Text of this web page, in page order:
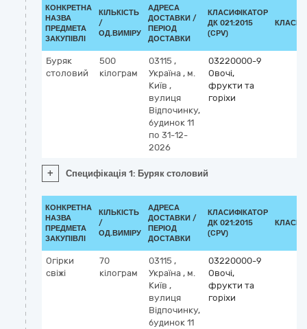
КОНКРЕТНА
НАЗВА
ПРЕДМЕТА
ЗАКУПІВЛІ
КІЛЬКІСТЬ
/
ОД.ВИМІРУ
АДРЕСА
ДОСТАВКИ /
ПЕРІОД
ДОСТАВКИ
КЛАСИФІКАТОР
ДК 021:2015
(CPV)
Буряк
столовий
500
кілограм
03115 ,
Україна , м.
Київ ,
вулиця
Відпочинку,
будинок 11
по 31-12-
2026
03220000-9
Овочі,
фрукти та
горіхи
+ Специфікація 1: Буряк столовий
КОНКРЕТНА
НАЗВА
ПРЕДМЕТА
ЗАКУПІВЛІ
КІЛЬКІСТЬ
/
ОД.ВИМІРУ
АДРЕСА
ДОСТАВКИ /
ПЕРІОД
ДОСТАВКИ
КЛАСИФІКАТОР
ДК 021:2015
(CPV)
Огірки
свіжі
70
кілограм
03115 ,
Україна , м.
Київ ,
вулиця
Відпочинку,
будинок 11
03220000-9
Овочі,
фрукти та
горіхи